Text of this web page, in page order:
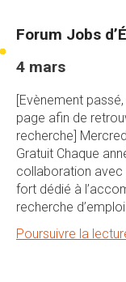
Forum Jobs
4 mars
[Evènement
page afin de
recherche]
Gratuit Chaque
collaboration avec
fort dédié à
recherche
Poursuivre la